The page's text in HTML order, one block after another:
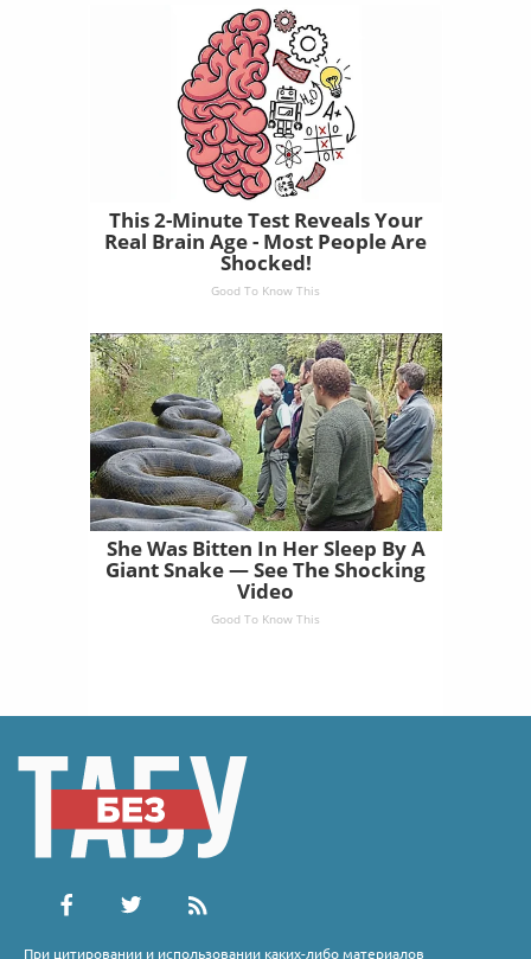
This 2-Minute Test Reveals Your
Real Brain Age - Most People Are
Shocked!
Good To Know This
She Was Bitten In Her Sleep By A
Giant Snake — See The Shocking
Video
Good To Know This
При цитировании и использовании каких-либо материалов